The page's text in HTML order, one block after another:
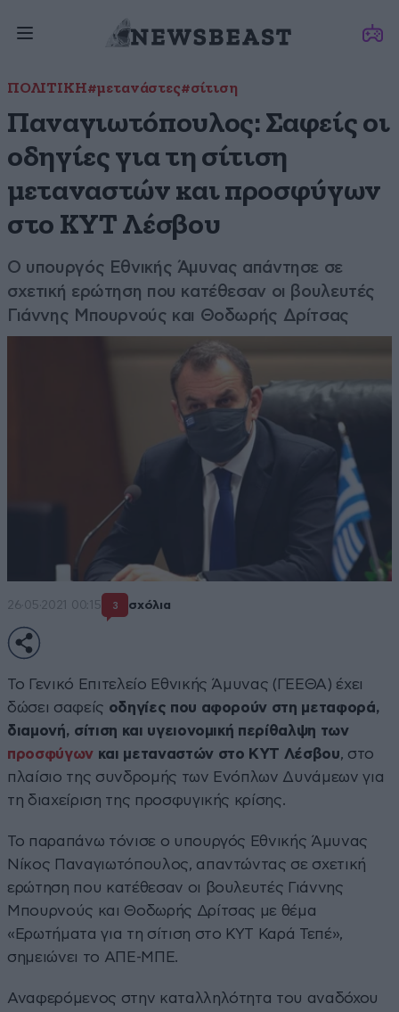
ΠΟΛΙΤΙΚΗ#μετανάστες#σίτιση
Παναγιωτόπουλος: Σαφείς οι
οδηγίες για τη σίτιση
μεταναστών και προσφύγων
στο ΚΥΤ Λέσβου
Ο υπουργός Εθνικής Άμυνας απάντησε σε
σχετική ερώτηση που κατέθεσαν οι βουλευτές
Γιάννης Μπουρνούς και Θοδωρής Δρίτσας
26·05·2021 00:15 3 σχόλια
Το Γενικό Επιτελείο Εθνικής Άμυνας (ΓΕΕΘΑ) έχει
δώσει σαφείς οδηγίες που αφορούν στη μεταφορά,
διαμονή, σίτιση και υγειονομική περίθαλψη των
προσφύγων και μεταναστών στο ΚΥΤ Λέσβου, στο
πλαίσιο της συνδρομής των Ενόπλων Δυνάμεων για
τη διαχείριση της προσφυγικής κρίσης.
Το παραπάνω τόνισε ο υπουργός Εθνικής Άμυνας
Νίκος Παναγιωτόπουλος, απαντώντας σε σχετική
ερώτηση που κατέθεσαν οι βουλευτές Γιάννης
Μπουρνούς και Θοδωρής Δρίτσας με θέμα
«Ερωτήματα για τη σίτιση στο ΚΥΤ Καρά Τεπέ»,
σημειώνει το ΑΠΕ-ΜΠΕ.
Αναφερόμενος στην καταλληλότητα του αναδόχου